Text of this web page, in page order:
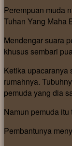
Perempuan muda
Tuhan Yang Maha
Mendengar suara
khusus sembari
Ketika upacaranya
rumahnya.
pemuda yang dia
Namun pemuda
Pembantunya